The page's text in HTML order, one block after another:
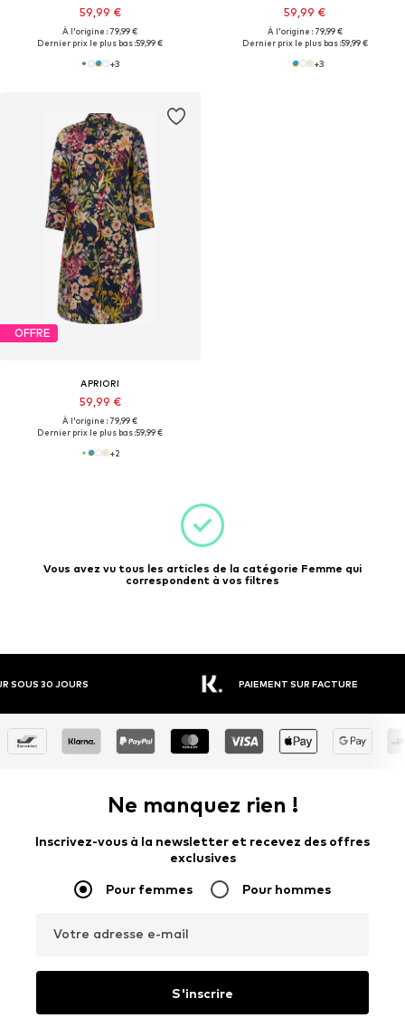
59,99 €
À l'origine : 79,99 €
Dernier prix le plus bas :59,99 €
+3
59,99 €
À l'origine : 79,99 €
Dernier prix le plus bas :59,99 €
+3
OFFRE
APRIORI
59,99 €
À l'origine : 79,99 €
Dernier prix le plus bas :59,99 €
+2
Vous avez vu tous les articles de la catégorie Femme qui
correspondent à vos filtres
SOUS 30 JOURS PAIEMENT SUR FACTURE
Ne manquez rien !
Inscrivez-vous à la newsletter et recevez des offres
exclusives
Pour femmes Pour hommes
Votre adresse e-mail
S'inscrire